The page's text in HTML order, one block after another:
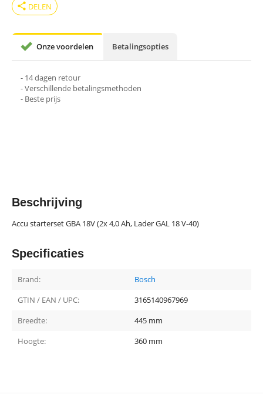
share DELEN
Onze voordelen Betalingsopties
- 14 dagen retour
- Verschillende betalingsmethoden
- Beste prijs
Beschrijving
Accu starterset GBA 18V (2x 4,0 Ah, Lader GAL 18 V-40)
Specificaties
Brand:
Bosch
GTIN / EAN / UPC:
3165140967969
Breedte:
445 mm
Hoogte:
360 mm